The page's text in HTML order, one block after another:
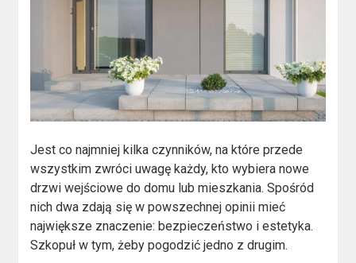
Jest co najmniej kilka czynników, na które przede
wszystkim zwróci uwagę każdy, kto wybiera nowe
drzwi wejściowe do domu lub mieszkania. Spośród
nich dwa zdają się w powszechnej opinii mieć
największe znaczenie: bezpieczeństwo i estetyka.
Szkopuł w tym, żeby pogodzić jedno z drugim.